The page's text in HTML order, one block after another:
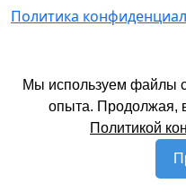
Политика
© 2026 год.
Имеются
Мы используем файлы
опыта. Продолжая,
Политикой